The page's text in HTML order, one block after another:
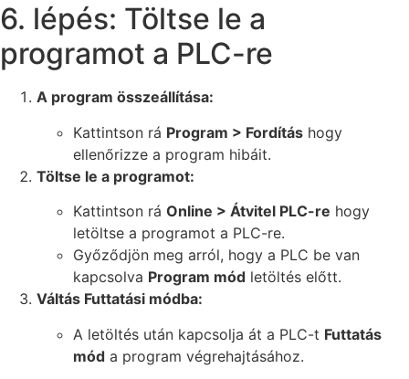
6. lépés: Töltse le a
programot a PLC-re
A program összeállítása:
Kattintson rá Program > Fordítás hogy
ellenőrizze a program hibáit.
Töltse le a programot:
Kattintson rá Online > Átvitel PLC-re hogy
letöltse a programot a PLC-re.
Győződjön meg arról, hogy a PLC be van
kapcsolva Program mód letöltés előtt.
Váltás Futtatási módba:
A letöltés után kapcsolja át a PLC-t Futtatás
mód a program végrehajtásához.